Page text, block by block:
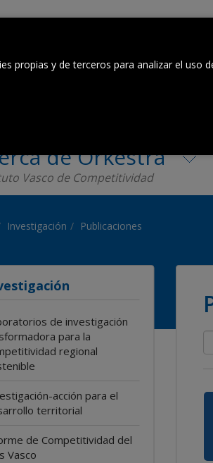
de Orkestra
Vasco de Competitividad
Investigación Publicaciones
de investigación
para la
regional
acción para el
territorial
de Competitividad del
Vasco
propias y de terceros para analizar el uso